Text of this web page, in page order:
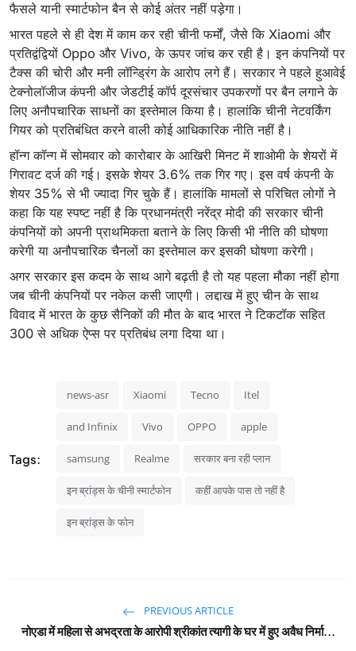
फैसले यानी स्मार्टफोन बैन से कोई अंतर नहीं पड़ेगा।
भारत पहले से ही देश में काम कर रही चीनी फर्मों, जैसे कि Xiaomi और
प्रतिद्वंद्वियों Oppo और Vivo, के ऊपर जांच कर रही है। इन कंपनियों पर
टैक्स की चोरी और मनी लॉन्ड्रिंग के आरोप लगे हैं। सरकार ने पहले हुआवेई
टेक्नोलॉजीज कंपनी और जेडटीई कॉर्प दूरसंचार उपकरणों पर बैन लगाने के
लिए अनौपचारिक साधनों का इस्तेमाल किया है। हालांकि चीनी नेटवर्किंग
गियर को प्रतिबंधित करने वाली कोई आधिकारिक नीति नहीं है।
हॉन्ग कॉन्ग में सोमवार को कारोबार के आखिरी मिनट में शाओमी के शेयरों में
गिरावट दर्ज की गई। इसके शेयर 3.6% तक गिर गए। इस वर्ष कंपनी के
शेयर 35% से भी ज्यादा गिर चुके हैं। हालांकि मामलों से परिचित लोगों ने
कहा कि यह स्पष्ट नहीं है कि प्रधानमंत्री नरेंद्र मोदी की सरकार चीनी
कंपनियों को अपनी प्राथमिकता बताने के लिए किसी भी नीति की घोषणा
करेगी या अनौपचारिक चैनलों का इस्तेमाल कर इसकी घोषणा करेगी।
अगर सरकार इस कदम के साथ आगे बढ़ती है तो यह पहला मौका नहीं होगा
जब चीनी कंपनियों पर नकेल कसी जाएगी। लद्दाख में हुए चीन के साथ
विवाद में भारत के कुछ सैनिकों की मौत के बाद भारत ने टिकटॉक सहित
300 से अधिक ऐप्स पर प्रतिबंध लगा दिया था।
Tags:
news-asr Xiaomi Tecno Itel
and Infinix Vivo OPPO apple
samsung Realme सरकार बना रही प्लान
इन ब्रांड्स के चीनी स्मार्टफोन कहीं आपके पास तो नहीं है
इन ब्रांड्स के फोन
PREVIOUS ARTICLE
नोएडा में महिला से अभद्रता के आरोपी श्रीकांत त्यागी के घर में हुए अवैध निर्मा...